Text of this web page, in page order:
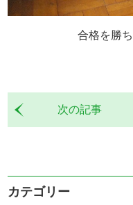
合格を勝
次の記事
カテゴリー